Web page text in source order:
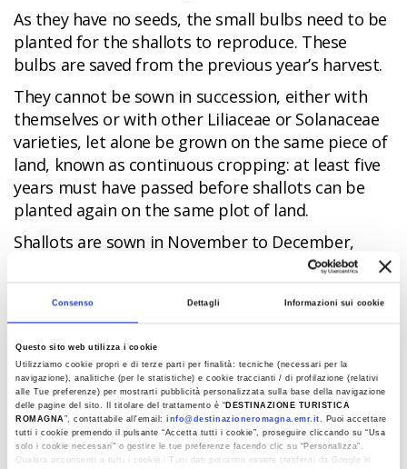
Consenso Dettagli Informazioni sui cookie
Questo sito web utilizza i cookie
Utilizziamo cookie propri e di terze parti per finalità: tecniche (necessari per la
navigazione), analitiche (per le statistiche) e cookie traccianti / di profilazione (relativi
alle Tue preferenze) per mostrarti pubblicità personalizzata sulla base della navigazione
delle pagine del sito. Il titolare del trattamento è “ DESTINAZIONE TURISTICA
ROMAGNA”, contattabile all'email:info@destinazioneromagna.emr.it. Puoi accettare
tutti i cookie premendo il pulsante “Accetta tutti i cookie”, proseguire cliccando su “Usa
solo i cookie necessari" o gestire le tue preferenze facendo clic su “Personalizza”.
Qualora acconsenti a tutti i cookie i Tuoi dati potranno essere trasferiti da Google in
As they have no seeds, the small bulbs need to be
planted for the shallots to reproduce. These
bulbs are saved from the previous year’s harvest.
They cannot be sown in succession, either with
themselves or with other Liliaceae or Solanaceae
varieties, let alone be grown on the same piece of
land, known as continuous cropping: at least five
years must have passed before shallots can be
planted again on the same plot of land.
Shallots are sown in November to December,
whilst the harvest begins in mid-June for shallots
in their fresh form, and carries on until mid-July
for dried shallots.
In cuisine
A much-loved ingredient, shallots have a wide
range of uses in cooking. Their decisive yet slightly
sweet flavour makes them the perfect ingredient